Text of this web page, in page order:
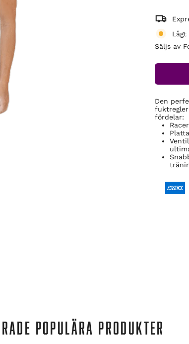
Säljs av
Den
fördelar:
POPULÄRA PRODUKTER